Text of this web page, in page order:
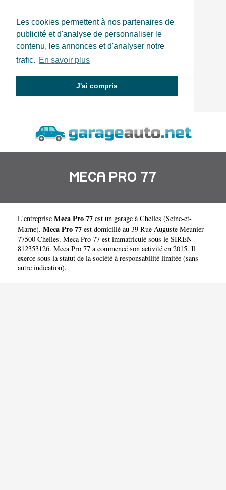
Les cookies permettent à nos partenaires de
publicité et d'analyse de personnaliser le
contenu, les annonces et d'analyser notre
trafic. En savoir plus
J'ai compris
MECA PRO 77
L'entreprise Meca Pro 77 est un garage à Chelles (Seine-et-
Marne). Meca Pro 77 est domicilié au 39 Rue Auguste Meunier
77500 Chelles. Meca Pro 77 est immatriculé sous le SIREN
812353126. Meca Pro 77 a commencé son activité en 2015. Il
exerce sous la statut de la société à responsabilité limitée (sans
autre indication).